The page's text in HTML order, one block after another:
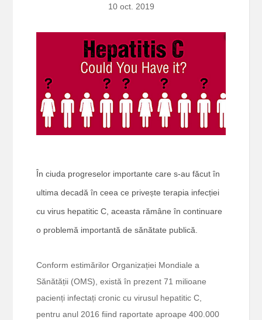
10 oct. 2019
În ciuda progreselor importante care s-au făcut în
ultima decadă în ceea ce privește terapia infecției
cu virus hepatitic C, aceasta rămâne în continuare
o problemă importantă de sănătate publică.
Conform estimărilor Organizației Mondiale a
Sănătății (OMS), există în prezent 71 milioane
pacienți infectați cronic cu virusul hepatitic C,
pentru anul 2016 fiind raportate aproape 400.000